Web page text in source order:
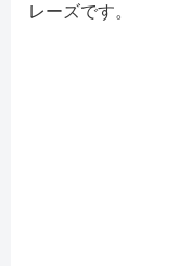
レーズです。